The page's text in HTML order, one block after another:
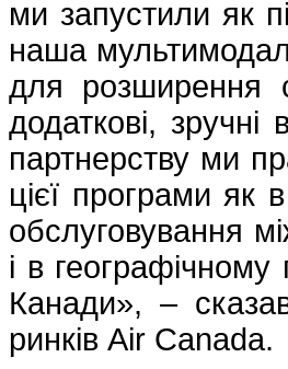
ми запустили як
наша
для розширення
додаткові,
партнерству ми
цієї програми як
обслуговування
і в
Канади», –
ринків Air Canada.